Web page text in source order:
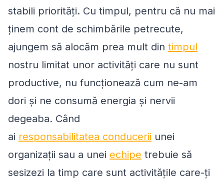
stabili priorități. Cu timpul, pentru că nu mai
ținem cont de schimbările petrecute,
ajungem să alocăm prea mult din timpul
nostru limitat unor activități care nu sunt
productive, nu funcționează cum ne-am
dori și ne consumă energia și nervii
degeaba. Când
ai responsabilitatea conducerii unei
organizații sau a unei echipe trebuie să
sesizezi la timp care sunt activitățile care-ți